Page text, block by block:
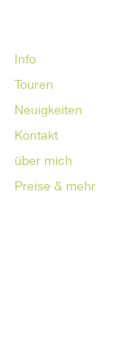
Info
Touren
Neuigkeiten
Kontakt
über mich
Preise & mehr